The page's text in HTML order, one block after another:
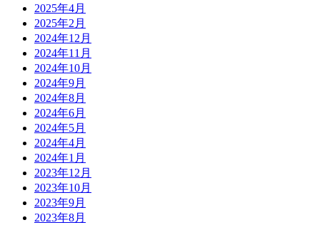
2025年4月
2025年2月
2024年12月
2024年11月
2024年10月
2024年9月
2024年8月
2024年6月
2024年5月
2024年4月
2024年1月
2023年12月
2023年10月
2023年9月
2023年8月